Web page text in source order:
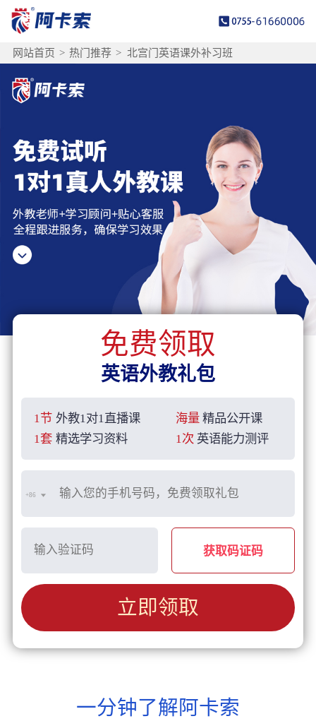
网站首页 > 热门推荐 > 北宫门英语课外补习班
免费领取
英语外教礼包
1节 外教1对1直播课 海量 精品公开课
1套 精选学习资料 1次 英语能力测评
+86
获取码证码
立即领取
一分钟了解阿卡索